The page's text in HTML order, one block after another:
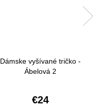
Dámske vyšívané tričko -
Ábelová 2
€24